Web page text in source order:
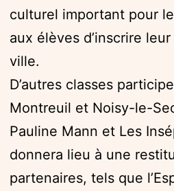
culturel important pour
aux élèves d’inscrire
ville.
D’autres classes
Montreuil et Noisy-le-
Pauline Mann et Les
donnera lieu à une
partenaires, tels que